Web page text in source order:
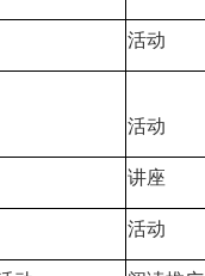
活动
活动
讲座
活动